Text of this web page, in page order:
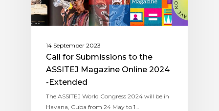
14 September 2023
Call for Submissions to the
ASSITEJ Magazine Online 2024
-Extended
The ASSITEJ World Congress 2024 will be in
Havana, Cuba from 24 May to 1…